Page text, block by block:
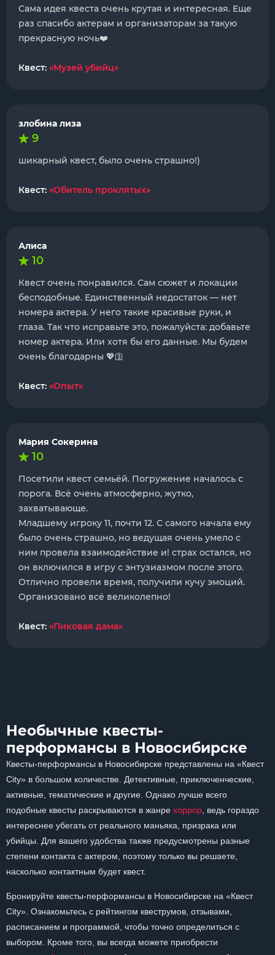
Сама идея квеста очень крутая и интересная. Еще
раз спасибо актерам и организаторам за такую
прекрасную ночь❤️
Квест: «Музей убийц»
злобина лиза
9
шикарный квест, было очень страшно!)
Квест: «Обитель проклятых»
Алиса
10
Квест очень понравился. Сам сюжет и локации
бесподобные. Единственный недостаток — нет
номера актера. У него такие красивые руки, и
глаза. Так что исправьте это, пожалуйста: добавьте
номер актера. Или хотя бы его данные. Мы будем
очень благодарны 💖🛐
Квест: «Опыт»
Мария Сокерина
10
Посетили квест семьёй. Погружение началось с
порога. Всё очень атмосферно, жутко,
захватывающе.
Младшему игроку 11, почти 12. С самого начала ему
было очень страшно, но ведущая очень умело с
ним провела взаимодействие и! страх остался, но
он включился в игру с энтузиазмом после этого.
Отлично провели время, получили кучу эмоций.
Организовано всё великолепно!
Квест: «Пиковая дама»
Необычные квесты-
перформансы в Новосибирске
Квесты-перформансы в Новосибирске представлены на «Квест
City» в большом количестве. Детективные, приключенческие,
активные, тематические и другие. Однако лучше всего
подобные квесты раскрываются в жанре хоррор , ведь гораздо
интереснее убегать от реального маньяка, призрака или
убийцы. Для вашего удобства также предусмотрены разные
степени контакта с актером, поэтому только вы решаете,
насколько контактным будет квест.
Бронируйте квесты-перформансы в Новосибирске на «Квест
City». Ознакомьтесь с рейтингом квеструмов, отзывами,
расписанием и программой, чтобы точно определиться с
выбором. Кроме того, вы всегда можете приобрести